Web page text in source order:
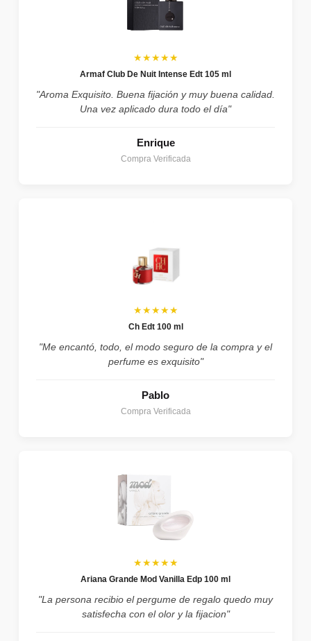
★★★★★
Armaf Club De Nuit Intense Edt 105 ml
"Aroma Exquisito. Buena fijación y muy buena calidad.
Una vez aplicado dura todo el día"
Enrique
Compra Verificada
★★★★★
Ch Edt 100 ml
"Me encantó, todo, el modo seguro de la compra y el
perfume es exquisito"
Pablo
Compra Verificada
★★★★★
Ariana Grande Mod Vanilla Edp 100 ml
"La persona recibio el pergume de regalo quedo muy
satisfecha con el olor y la fijacion"